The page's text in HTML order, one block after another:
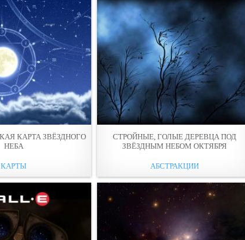
КАРТА ЗВЁЗДНОГО
НЕБА
КАРТЫ
СТРОЙНЫЕ, ГОЛЫЕ ДЕРЕВЦА ПОД
ЗВЁЗДНЫМ НЕБОМ ОКТЯБРЯ
АБСТРАКЦИИ